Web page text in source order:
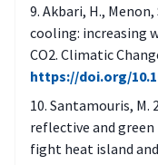
Akbari, H., Menon,
cooling: increasing
CO2. Climatic
https://doi.org/
Santamouris, M.
reflective and
fight heat island